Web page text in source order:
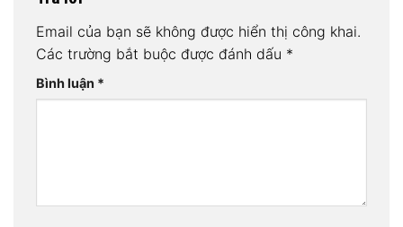
Email của bạn sẽ không được hiển thị công khai.
Các trường bắt buộc được đánh dấu *
Bình luận *